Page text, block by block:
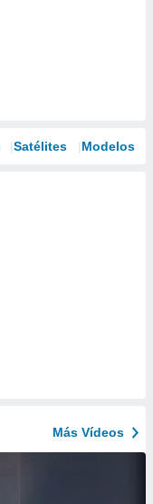
Satélites Modelos
Más Vídeos